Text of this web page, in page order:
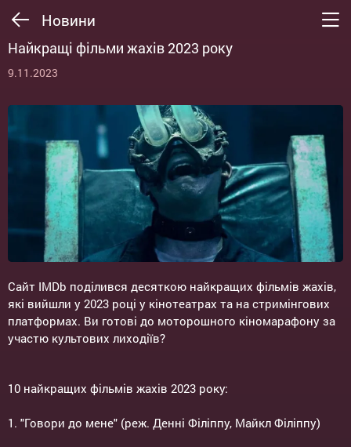
Новини
Найкращі фільми жахів 2023 року
9.11.2023
Сайт IMDb поділився десяткою найкращих фільмів жахів,
які вийшли у 2023 році у кінотеатрах та на стримінгових
платформах. Ви готові до моторошного кіномарафону за
участю культових лиходіїв?
10 найкращих фільмів жахів 2023 року:
1. "Говори до мене" (реж. Денні Філіппу, Майкл Філіппу)